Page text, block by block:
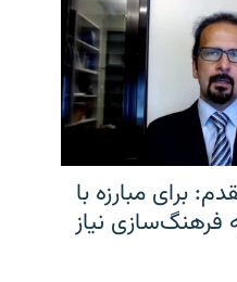
برای مبارزه با
فرهنگ‌سازی نیاز